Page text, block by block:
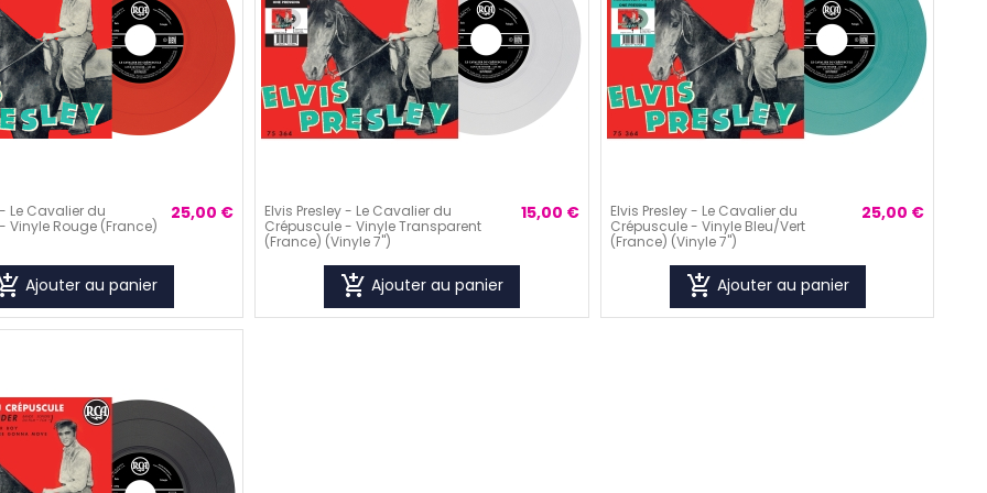
Le Cavalier du
Vinyle Rouge (France)
25,00 €
Ajouter au panier
Elvis Presley - Le Cavalier du
Crépuscule - Vinyle Transparent
(France) (Vinyle 7'')
15,00 €
add_shopping_cart Ajouter au panier
Elvis Presley - Le Cavalier du
Crépuscule - Vinyle Bleu/Vert
(France) (Vinyle 7'')
25,00 €
add_shopping_cart Ajouter au panier